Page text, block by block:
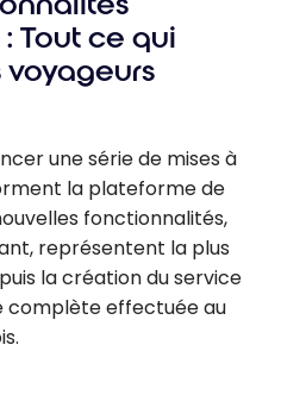
Tout ce qui
une série de mises à
la plateforme de
fonctionnalités,
représentent la plus
la création du service
complète effectuée au